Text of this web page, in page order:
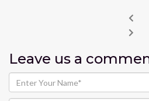
Leave us a